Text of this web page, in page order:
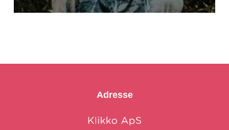
Adresse